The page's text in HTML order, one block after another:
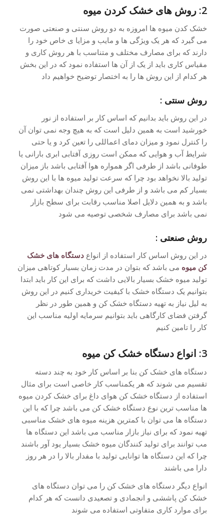
2: روش های خشک کردن میوه
خشک کدن میوه ها امروزه به دو روش سنتی و صنعتی صورت
می گیرد که هر یک ویژگی ها و مایب و مزایا ی خاص خود را
دارند که برای مصارف مختلف و متناسب با هر روش کاری و
مقیاس کاری باید از یک از آن ها استفاده نمود که در این بخش
هر کدام از این روش ها را به اختصار توضیح خواهیم داد
روش سنتی :
در این روش باید بدانیم که اساس کار بر استفاده از نور
خورشید است به همین دلیل است که به هیچ وجه نمی توان آن
را کنترل نمود و میزان دمای اعماللی را تعین کرد و یا حتی
شرایط آب و هوایی که ممکن است روزی آفتابی ابری بارانی یا
طوفانی باشد از طرفی اگر همواره هوا آفتابی باشد باز میزان
تولید بالا نخواهد بود چرا که سرعت تولید میوه ها با این روش
بسیار کم می باشد و از طرفی این روش چندان بهداشتی نمی
باشد و به همین دلایل اصلا مناسب رقابت برای سطح بازار
نمی باشد برای مصارف شخصی توصیه می شود
روش صنعتی :
در این روش اساس کار استفاده از انواع دستگاه های خشک
کن میوه می باشد که بتوان در مدت زمان بسیار کوتاهی میزان
تولید میوه خشک بسیار بالایی داشت که برای این کار باید ابتدا
بتوانیم یک دستگاه خشک با کیفیت خریداری کنیم در این روش
به لیل نیاز به تهیه دستگاه خشک کن و همین طور در نظر
گرفتن فضای کارگاهی باید بتوانیم سرمایه اولیه مناسب این
کار را تامین کنیم
3: انواع دستگاه خشک کن میوه
دستگاه های خشک کن بنا بر اساس کار خود به چند دسته
تقسیم می شوند که هر یکمناسب کار خاصی است برای مثال
استفاده از دستگاه خشک کن هوای داغ برای خشک کردن میوه
ها مناسب ترین نوع دستگاه خشک کن می باشد چرا که با این
دستگاه ها می توان با کمترین هزینه میوه های خشک مناسبی
تهیه نمود که برای نیاز بازار مناسب می باشد این دستگاه ها
مب توانند برای تولید کنندگان میوه خشک بسیار یود آور باشند
چرا که این دستگاه ها توانایی تولید با مفدار بالا را در هر روز
دارا می باشند
انواع دیگر دستگاه های خشک کن را می توان دستگاه های
خشک کن پاششی و انجمادی و تصعیدی دانست که هر کدام
برای موارد کاری متفاوتی استفاده می شوند